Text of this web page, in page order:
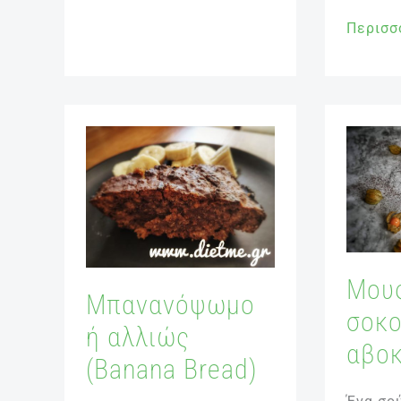
Μπανανόψωμο
ή αλλιώς
(Banana Bread)
Μπανανόψωμο
ή
αλλιώς
(Banana
Μους
με